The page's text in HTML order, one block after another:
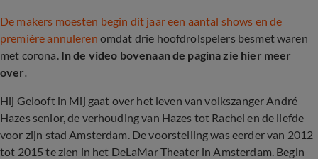
De makers moesten begin dit jaar een aantal shows en de
première annuleren omdat drie hoofdrolspelers besmet waren
met corona. In de video bovenaan de pagina zie hier meer
over.
Hij Gelooft in Mij gaat over het leven van volkszanger André
Hazes senior, de verhouding van Hazes tot Rachel en de liefde
voor zijn stad Amsterdam. De voorstelling was eerder van 2012
tot 2015 te zien in het DeLaMar Theater in Amsterdam. Begin